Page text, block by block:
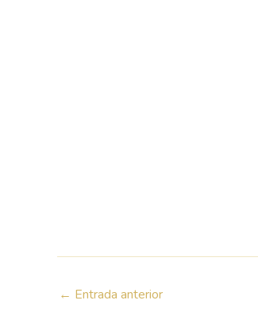
← Entrada anterior